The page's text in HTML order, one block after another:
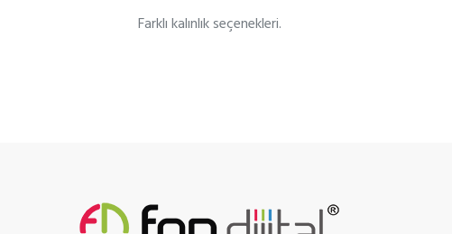
Farklı kalınlık seçenekleri.